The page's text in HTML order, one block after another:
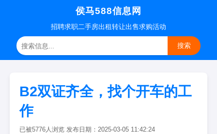
侯马588信息网
招聘求职二手房出租转让出售求购活动
搜索
B2双证齐全，找个开车的工
作
已被5776人浏览 发布日期：2025-03-05 11:42:24